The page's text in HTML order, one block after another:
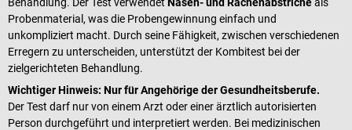
Probenmaterial, was die Probengewinnung einfach und
unkompliziert macht. Durch seine Fähigkeit, zwischen verschiedenen
Erregern zu unterscheiden, unterstützt der Kombitest bei der
zielgerichteten Behandlung.
Wichtiger Hinweis: Nur für Angehörige der Gesundheitsberufe.
Der Test darf nur von einem Arzt oder einer ärztlich autorisierten
Person durchgeführt und interpretiert werden. Bei medizinischen